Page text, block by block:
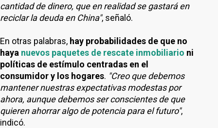
cantidad de dinero, que en realidad se gastará en
reciclar la deuda en China", señaló.
En otras palabras, hay probabilidades de que no
haya nuevos paquetes de rescate inmobiliario ni
políticas de estímulo centradas en el
consumidor y los hogares. "Creo que debemos
mantener nuestras expectativas modestas por
ahora, aunque debemos ser conscientes de que
quieren ahorrar algo de potencia para el futuro",
indicó.